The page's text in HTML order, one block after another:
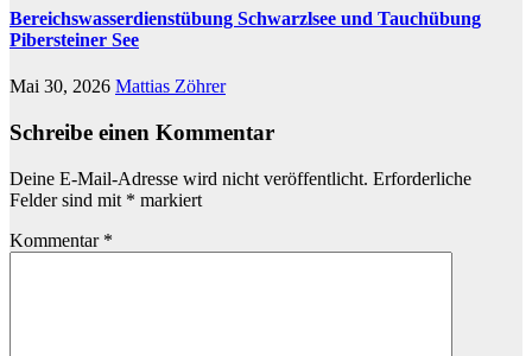
Bereichswasserdienstübung Schwarzlsee und Tauchübung
Pibersteiner See
Mai 30, 2026 Mattias Zöhrer
Schreibe einen Kommentar
Deine E-Mail-Adresse wird nicht veröffentlicht. Erforderliche
Felder sind mit * markiert
Kommentar *